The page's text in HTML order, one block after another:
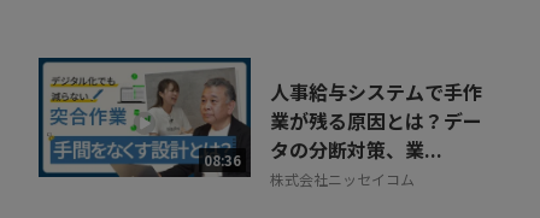
08:36
人事給与システムで手作
業が残る原因とは？デー
タの分断対策、業...
株式会社ニッセイコム